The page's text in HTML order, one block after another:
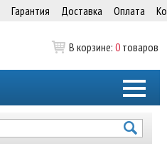
Гарантия Доставка Оплата
В корзине: 0 товаров